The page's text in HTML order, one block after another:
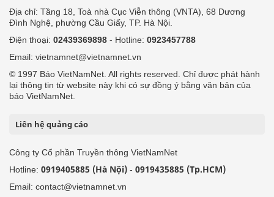
Địa chỉ: Tầng 18, Toà nhà Cục Viễn thông (VNTA), 68 Dương
Đình Nghệ, phường Cầu Giấy, TP. Hà Nội.
Điện thoại: 02439369898 - Hotline: 0923457788
Email: vietnamnet@vietnamnet.vn
© 1997 Báo VietNamNet. All rights reserved. Chỉ được phát hành
lại thông tin từ website này khi có sự đồng ý bằng văn bản của
báo VietNamNet.
Liên hệ quảng cáo
Công ty Cổ phần Truyền thông VietNamNet
Hotline: 0919405885 (Hà Nội) - 0919435885 (Tp.HCM)
Email: contact@vietnamnet.vn